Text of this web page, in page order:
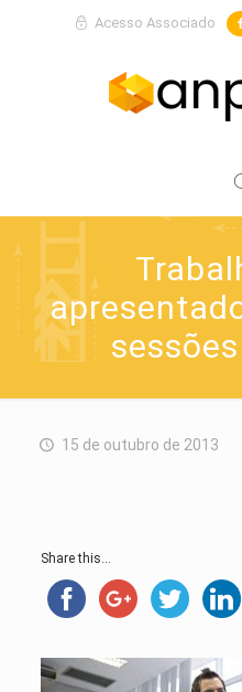
Acesso Associado
15 de outubro de 2013
Share this...